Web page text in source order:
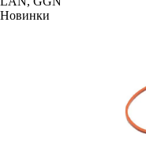
Новинки